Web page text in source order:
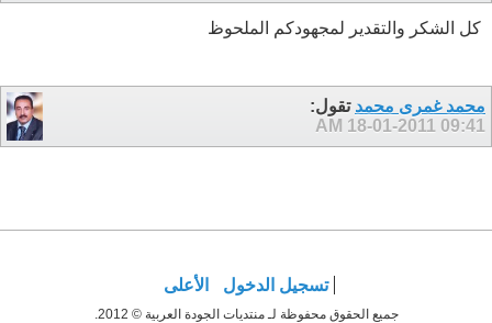
كل الشكر والتقدير لمجهودكم الملحوظ
محمد غمرى محمد تقول:
18-01-2011 09:41 AM
تسجيل الدخول الأعلى
جميع الحقوق محفوظة لـ منتديات الجودة العربية © 2012.